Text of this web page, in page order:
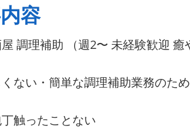
容
調理補助 （週2〜 未経験歓迎 癒
ない・簡単な調理補助業務のた
丁触ったことない